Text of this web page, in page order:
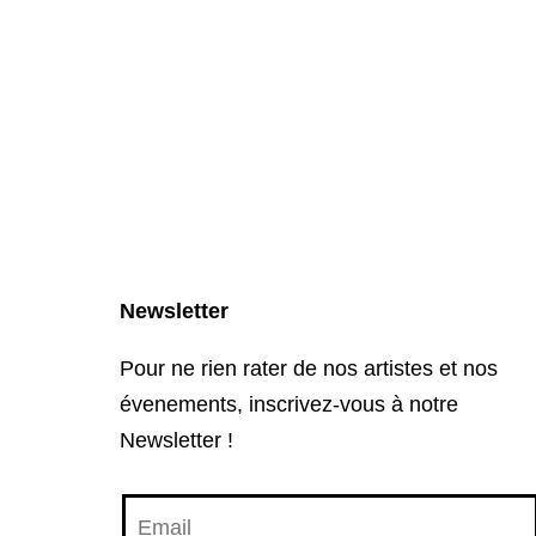
Newsletter
Pour ne rien rater de nos artistes et nos
évenements, inscrivez-vous à notre
Newsletter !